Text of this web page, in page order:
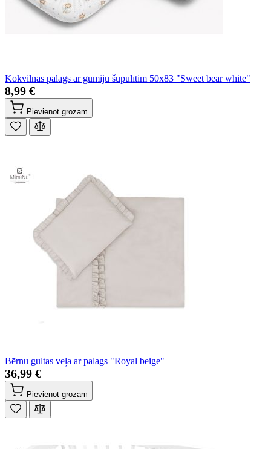
Kokvilnas palags ar gumiju šūpulītim 50x83 "Sweet bear white"
8,99 €
Pievienot grozam
Bērnu gultas veļa ar palags "Royal beige"
36,99 €
Pievienot grozam